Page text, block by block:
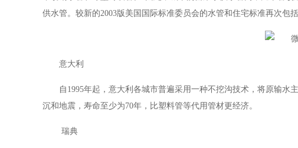
供水管。较新的2003版美国国际标准委员会的水管和住宅标准再次包
意大利
自 1995年起，意大利各城市普遍采用一种不挖沟技术，将原输
沉和地震，寿命至少为70年，比塑料管等代用管材更经济。
瑞典